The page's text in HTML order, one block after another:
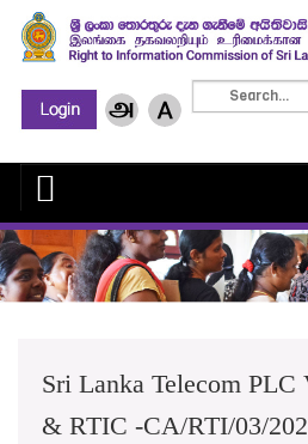
Sri Lanka Telecom PLC
& RTIC -CA/RTI/03/